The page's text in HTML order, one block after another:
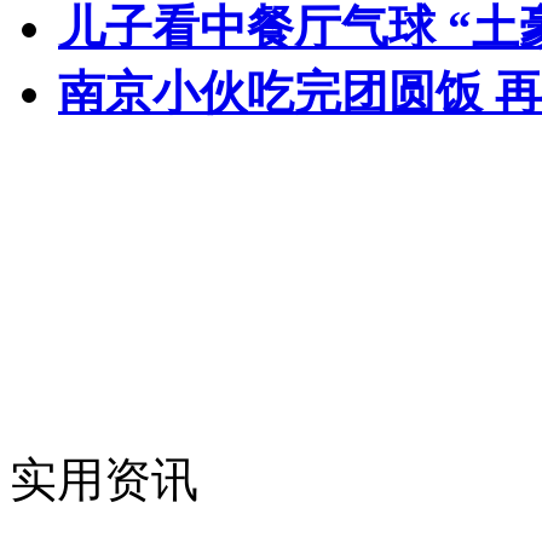
儿子看中餐厅气球 “土
南京小伙吃完团圆饭
实用资讯